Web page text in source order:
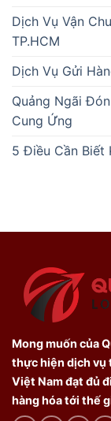
Dịch Vụ Vận
TP.HCM
Dịch Vụ Gửi
Quảng Ngãi
Cung Ứng
5 Điều Cần Biết
Mong muốn của
thực hiện dịch vụ
Việt Nam đạt đủ
hàng hóa tới thế